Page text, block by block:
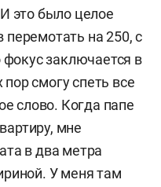
это было целое
на 250, с
фокус заключается в
смогу спеть все
слово. Когда папе
мне
в два метра
У меня там